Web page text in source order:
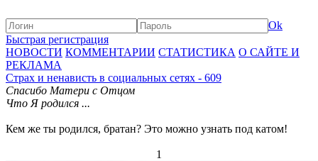
Ok
Быстрая регистрация
НОВОСТИ КОММЕНТАРИИ СТАТИСТИКА О САЙТЕ И
РЕКЛАМА
Страх и ненависть в социальных сетях - 609
Спасибо Матери с Отцом
Что Я родился ...
Кем же ты родился, братан? Это можно узнать под катом!
1